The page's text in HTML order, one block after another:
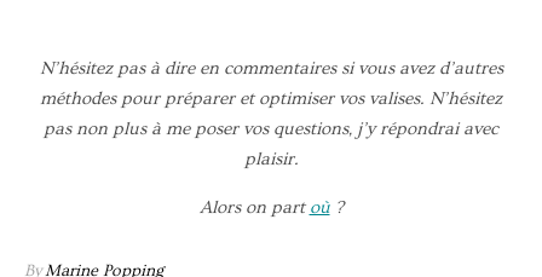
N’hésitez pas à dire en commentaires si vous avez d’autres
méthodes pour préparer et optimiser vos valises. N’hésitez
pas non plus à me poser vos questions, j’y répondrai avec
plaisir.
Alors on partoù?
ByMarine Popping